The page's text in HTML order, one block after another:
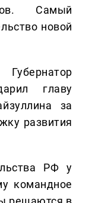
Самый
новой
главу
за
развития
РФ у
командное